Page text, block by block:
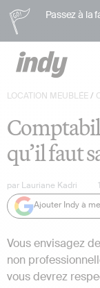
Passez à la
LOCATION MEUBLÉE/
qu’il faut
par Lauriane Kadri
Ajouter Indy à
Vous envisagez
non
vous devrez